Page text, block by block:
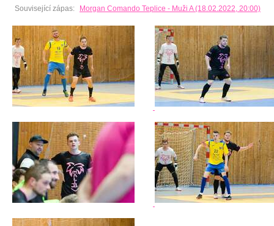
Související zápas: Morgan Comando Teplice - Muži A (18.02.2022, 20:00)